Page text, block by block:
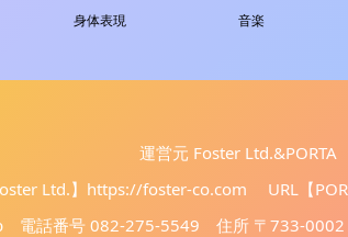
身体表現 音楽
運営元 Foster Ltd.&PORTA
Ltd.】 https://foster-co.com URL【
電話番号 082-275-5549 住所 〒733-0002